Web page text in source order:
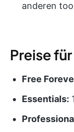
anderen
Preise
Free
Essentials: